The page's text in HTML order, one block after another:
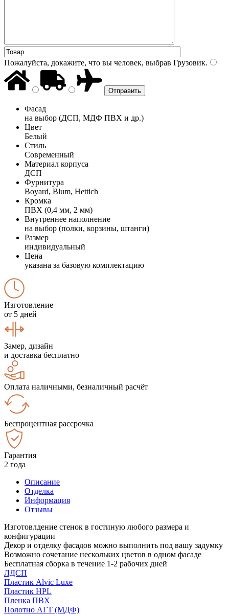
Пожалуйста, докажите, что вы человек, выбрав Грузовик.
Фасад
на выбор (ДСП, МДФ ПВХ и др.)
Цвет
Белый
Стиль
Современный
Материал корпуса
ДСП
Фурнитура
Boyard, Blum, Hettich
Кромка
ПВХ (0,4 мм, 2 мм)
Внутреннее наполнение
на выбор (полки, корзины, штанги)
Размер
индивидуальный
Цена
указана за базовую комплектацию
Изготовление
от 5 дней
Замер, дизайн
и доставка бесплатно
Оплата наличными, безналичный расчёт
Беспроцентная рассрочка
Гарантия
2 года
Описание
Отделка
Информация
Отзывы
Изготовлдение стенок в гостиную любого размера и
конфигурации
Декор и отделку фасадов можно выполнить под вашу задумку
Возможно сочетание нескольких цветов в одном фасаде
Бесплатная сборка в течение 1-2 рабочих дней
ЛДСП
Пластик Alvic Luxe
Пластик HPL
Пленка ПВХ
Полотно АГТ (МДФ)